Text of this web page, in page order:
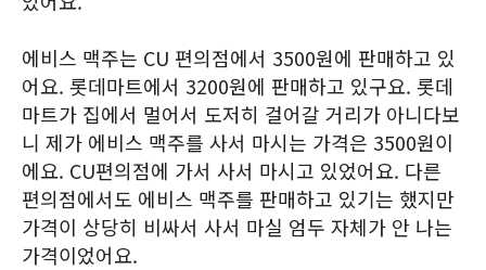
에비스 맥주는 CU 편의점에서 3500원에 판매하고 있
어요. 롯데마트에서 3200원에 판매하고 있구요. 롯데
마트가 집에서 멀어서 도저히 걸어갈 거리가 아니다보
니 제가 에비스 맥주를 사서 마시는 가격은 3500원이
에요. CU편의점에 가서 사서 마시고 있었어요. 다른
편의점에서도 에비스 맥주를 판매하고 있기는 했지만
가격이 상당히 비싸서 사서 마실 엄두 자체가 안 나는
가격이었어요.